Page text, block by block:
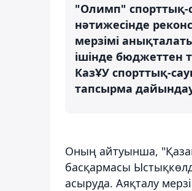
"Олимп" спорттық-
нәтижесінде
мерзімі
ішінде бюджеттен
КазҰУ спорттық-
тапсырма
Оның айтуынша,
басқармасы
асыруда. Аяқталу